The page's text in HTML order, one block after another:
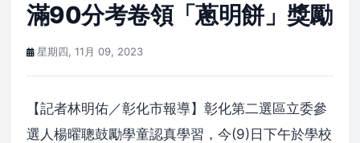
滿90分考卷領「蔥明餅」獎勵
星期四, 11月 09, 2023
【記者林明佑／彰化市報導】彰化第二選區立委參
選人楊曜聰鼓勵學童認真學習，今(9)日下午於學校